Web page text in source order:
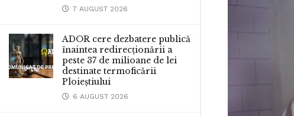
7 AUGUST 2026
ADOR cere dezbatere publică
înaintea redirecționării a
peste 37 de milioane de lei
destinate termoficării
Ploieștiului
6 AUGUST 2026